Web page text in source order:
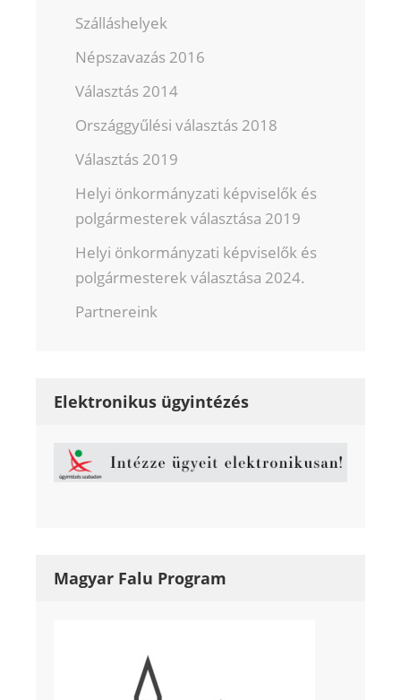
Szálláshelyek
Népszavazás 2016
Választás 2014
Országgyűlési választás 2018
Választás 2019
Helyi önkormányzati képviselők és
polgármesterek választása 2019
Helyi önkormányzati képviselők és
polgármesterek választása 2024.
Partnereink
Elektronikus ügyintézés
Magyar Falu Program